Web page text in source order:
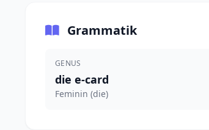
Grammatik
GENUS
die e-card
Feminin (die)